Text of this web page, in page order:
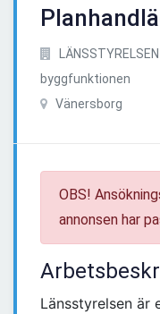
byggfunktionen
Vänersborg
OBS!
annonsen har
Länsstyrelsen är